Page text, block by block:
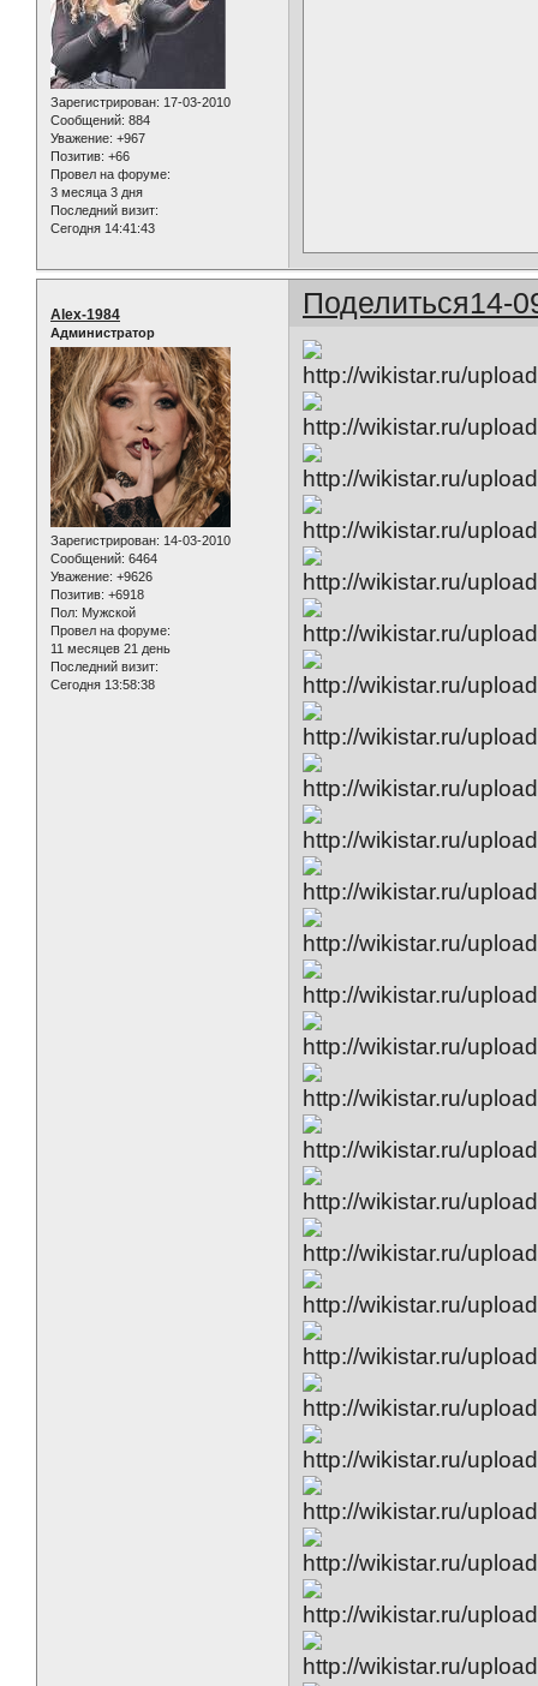
Зарегистрирован: 17-03-2010
Сообщений: 884
Уважение: +967
Позитив: +66
Провел на форуме:
3 месяца 3 дня
Последний визит:
Сегодня 14:41:43
Поделиться14-
Alex-1984
Администратор
Зарегистрирован: 14-03-2010
Сообщений: 6464
Уважение: +9626
Позитив: +6918
Пол: Мужской
Провел на форуме:
11 месяцев 21 день
Последний визит:
Сегодня 13:58:38